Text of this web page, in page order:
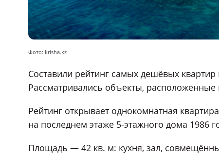
Фото: krisha.kz
Составили рейтинг самых дешёвых
Рассматривались объекты,
Рейтинг открывает однокомнатная
на последнем этаже 5-этажного дома 1986
Площадь — 42 кв. м: кухня, зал,